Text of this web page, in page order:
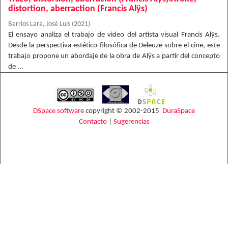
distortion, aberraction (Francis Alÿs)
Barrios Lara, José Luis (2021)
El ensayo analiza el trabajo de video del artista visual Francis Alÿs.
Desde la perspectiva estético-filosófica de Deleuze sobre el cine, este
trabajo propone un abordaje de la obra de Alÿs a partir del concepto
de ...
DSpace software copyright © 2002-2015 DuraSpace
Contacto| Sugerencias